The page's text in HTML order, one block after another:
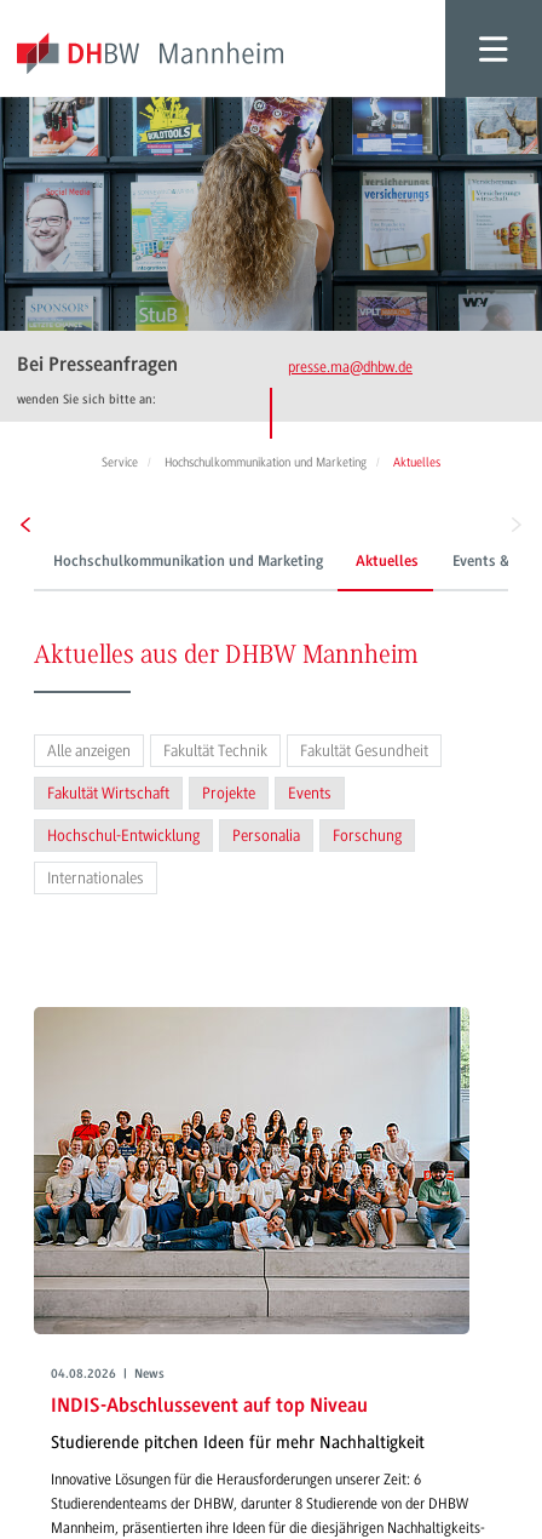
Bei Presseanfragen
wenden Sie sich bitte an:
presse.ma@dhbw.de
Service Hochschulkommunikation und Marketing Aktuelles
Hochschulkommunikation und Marketing Aktuelles Events &
Aktuelles aus der DHBW Mannheim
Alle anzeigen Fakultät Technik Fakultät Gesundheit
Fakultät Wirtschaft Projekte Events
Hochschul-Entwicklung Personalia Forschung
Internationales
04.08.2026 | News
INDIS-Abschlussevent auf top Niveau
Studierende pitchen Ideen für mehr Nachhaltigkeit
Innovative Lösungen für die Herausforderungen unserer Zeit: 6
Studierendenteams der DHBW, darunter 8 Studierende von der DHBW
Mannheim, präsentierten ihre Ideen für die diesjährigen Nachhaltigkeits-